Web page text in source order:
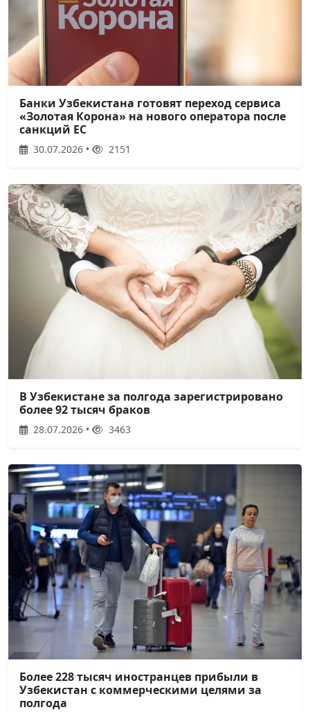
Банки Узбекистана готовят переход сервиса
«Золотая Корона» на нового оператора после
санкций ЕС
30.07.2026 • 2151
В Узбекистане за полгода зарегистрировано
более 92 тысяч браков
28.07.2026 • 3463
Более 228 тысяч иностранцев прибыли в
Узбекистан с коммерческими целями за
полгода